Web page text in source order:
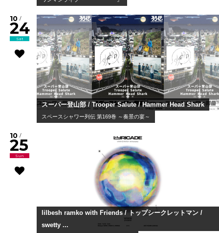
10 /
24
Sat
スーパー登山部 / Trooper Salute / Hammer Head Shark
スペースシャワー列伝 第169巻 ～奏景の宴～
10 /
25
Sun
lilbesh ramko with Friends / トップシークレットマン /
swetty ...